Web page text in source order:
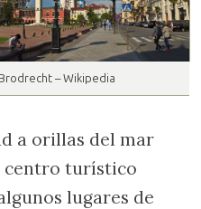
– Wikipedia
a orillas del mar
centro turístico
lugares de